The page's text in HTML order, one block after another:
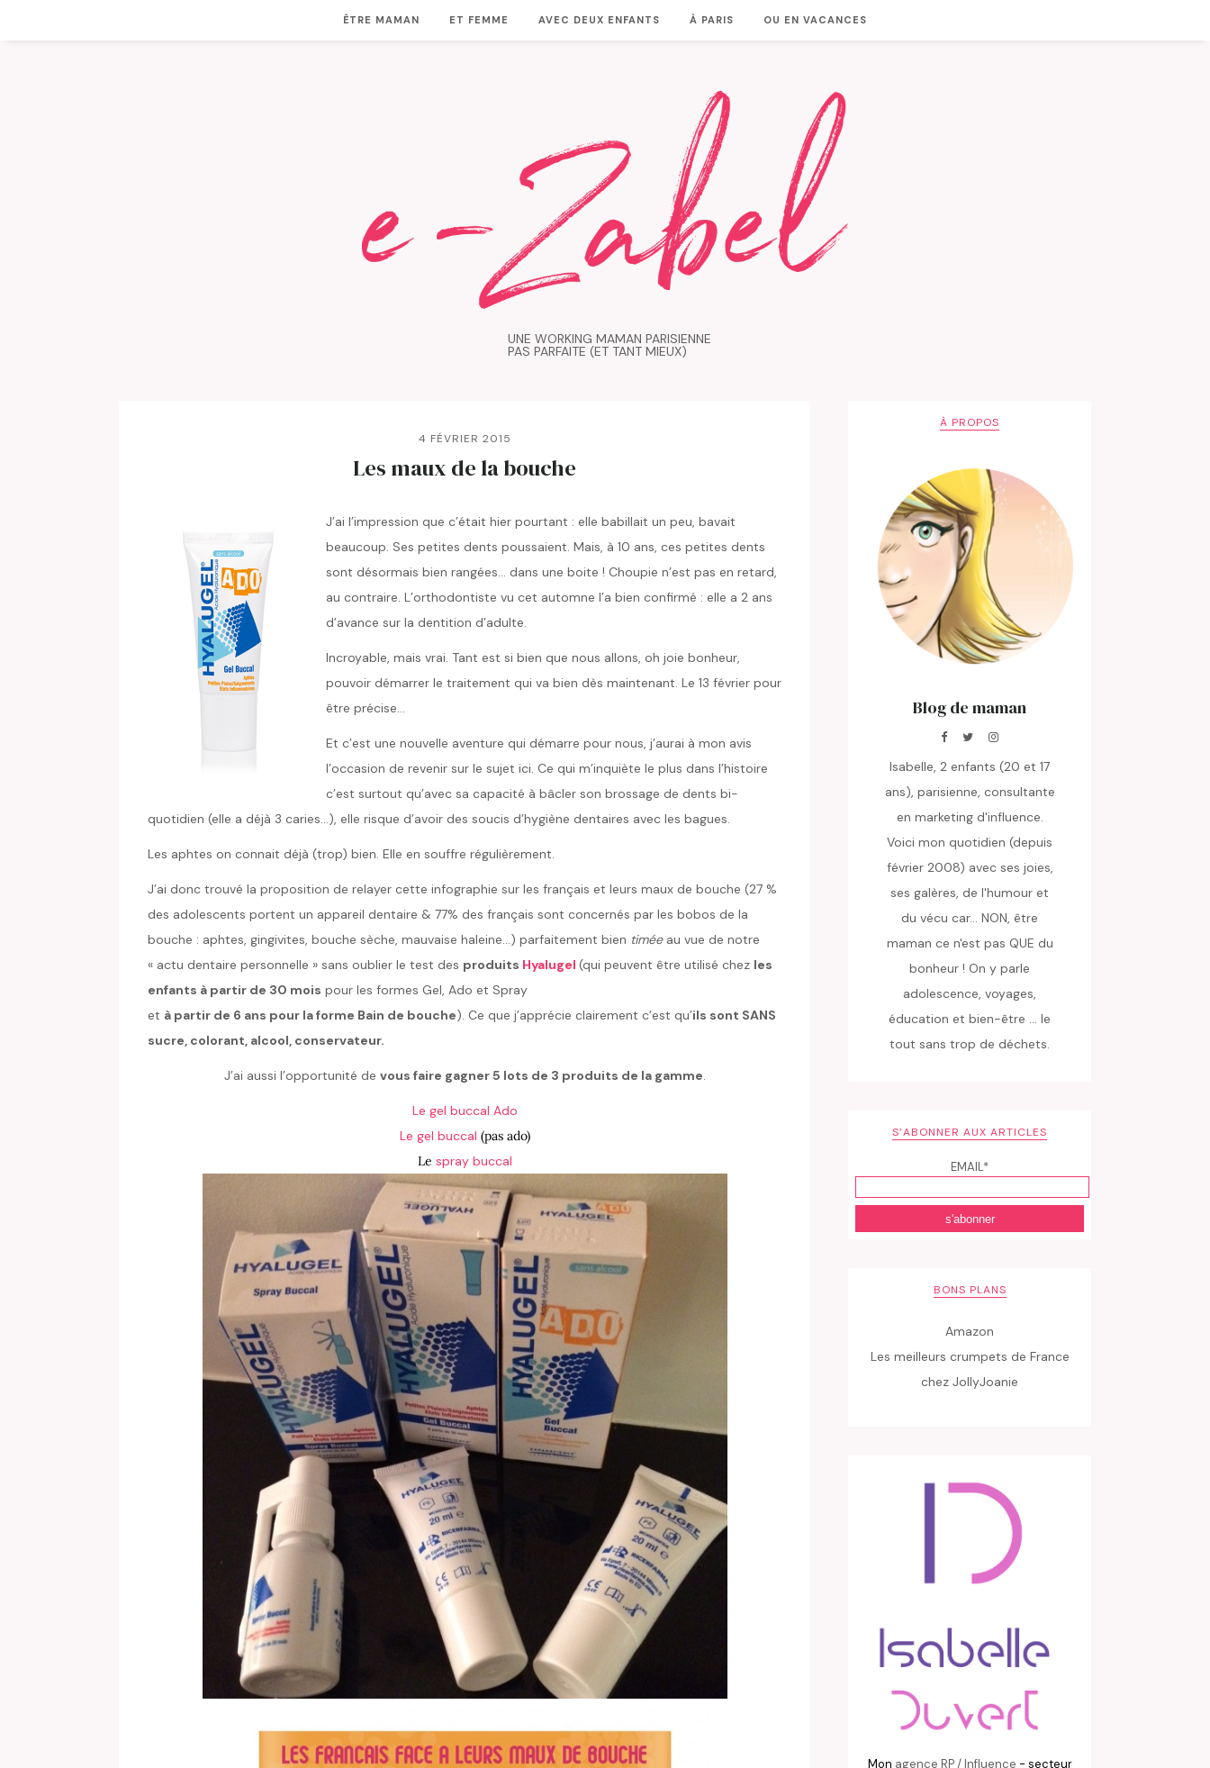
ÊTRE MAMAN ET FEMME AVEC DEUX ENFANTS À PARIS OU EN VACANCES
UNE WORKING MAMAN PARISIENNE
PAS PARFAITE (ET TANT MIEUX)
4 FÉVRIER 2015
Les maux de la bouche
J’ai l’impression que c’était hier pourtant : elle babillait un peu, bavait
beaucoup. Ses petites dents poussaient. Mais, à 10 ans, ces petites dents
sont désormais bien rangées… dans une boite ! Choupie n’est pas en retard,
au contraire. L’orthodontiste vu cet automne l’a bien confirmé : elle a 2 ans
d’avance sur la dentition d’adulte.
Incroyable, mais vrai. Tant est si bien que nous allons, oh joie bonheur,
pouvoir démarrer le traitement qui va bien dès maintenant. Le 13 février pour
être précise…
Et c’est une nouvelle aventure qui démarre pour nous, j’aurai à mon avis
l’occasion de revenir sur le sujet ici. Ce qui m’inquiète le plus dans l’histoire
c’est surtout qu’avec sa capacité à bâcler son brossage de dents bi-
quotidien (elle a déjà 3 caries…), elle risque d’avoir des soucis d’hygiène dentaires avec les bagues.
Les aphtes on connait déjà (trop) bien. Elle en souffre régulièrement.
J’ai donc trouvé la proposition de relayer cette infographie sur les français et leurs maux de bouche (27 %
des adolescents portent un appareil dentaire & 77% des français sont concernés par les bobos de la
bouche : aphtes, gingivites, bouche sèche, mauvaise haleine…) parfaitement bien timéeau vue de notre
« actu dentaire personnelle » sans oublier le test des produits Hyalugel (qui peuvent être utilisé chez les
enfants à partir de 30 mois pour les formes Gel, Ado et Spray
et à partir de 6 ans pour la forme Bain de bouche). Ce que j’apprécie clairement c’est qu’ils sont SANS
sucre, colorant, alcool, conservateur.
J’ai aussi l’opportunité de vous faire gagner 5 lots de 3 produits de la gamme.
Le gel buccal Ado
Le gel buccal (pas ado)
Le spray buccal
À PROPOS
Blog de maman
Isabelle, 2 enfants (20 et 17
ans), parisienne, consultante
en marketing d'influence.
Voici mon quotidien (depuis
février 2008) avec ses joies,
ses galères, de l'humour et
du vécu car... NON, être
maman ce n'est pas QUE du
bonheur ! On y parle
adolescence, voyages,
éducation et bien-être ... le
tout sans trop de déchets.
S’ABONNER AUX ARTICLES
EMAIL*
BONS PLANS
Amazon
Les meilleurs crumpets de France
chez JollyJoanie
Mon agence RP / Influence - secteur